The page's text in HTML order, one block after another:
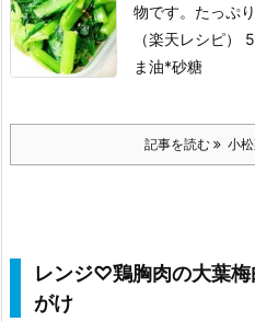
物です。たっぷ
（楽天レシピ）
ま油*砂糖
記事を読む 小
レンジ♡鶏胸肉の大葉
がけ